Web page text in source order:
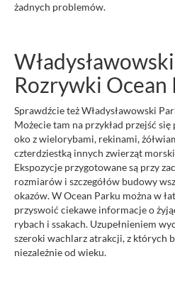
żadnych problemów.
Rozrywki Ocean
Sprawdźcie też Władysławowski
Możecie tam na przykład przejść
oko z wielorybami, rekinami,
czterdziestką innych zwierząt
Ekspozycje przygotowane są przy
rozmiarów i szczegółów budowy
okazów. W Ocean Parku można w
przyswoić ciekawe informacje o
rybach i ssakach. Uzupełnieniem
szeroki wachlarz atrakcji, z których
niezależnie od wieku.